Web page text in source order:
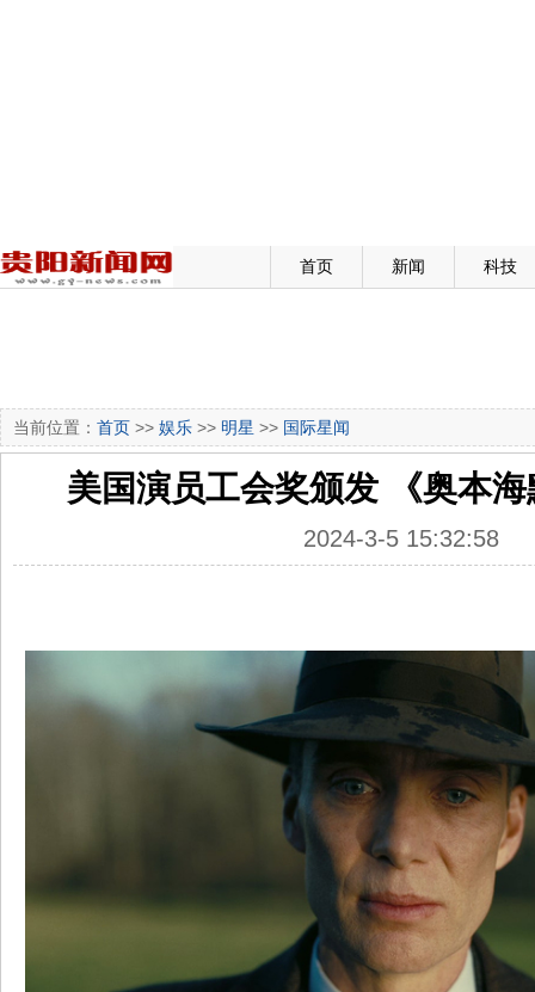
首页 新闻 科技
当前位置： 首页 >> 娱乐 >> 明星 >> 国际星闻
美国演员工会奖颁发 《奥本
2024-3-5 15:32:58